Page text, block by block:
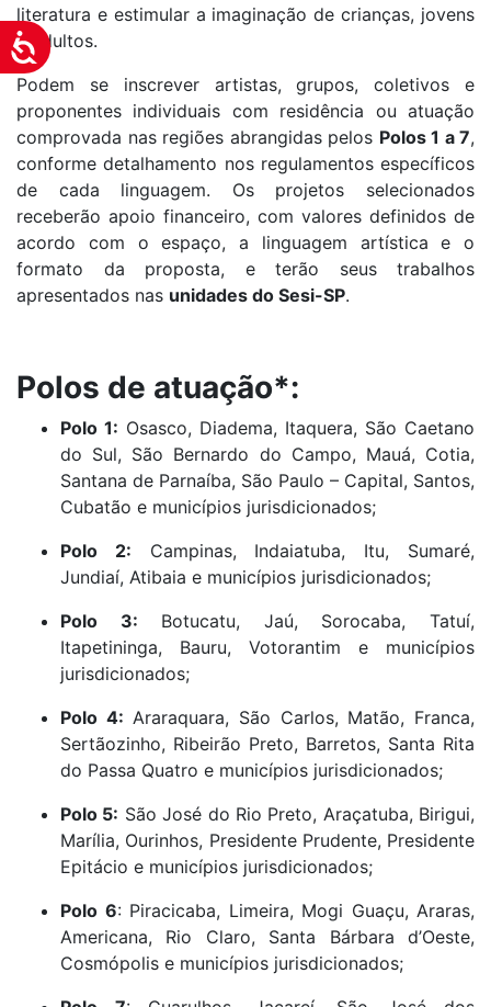
Acessibilidade
literatura e estimular a imaginação de crianças, jovens
e adultos.
Podem se inscrever artistas, grupos, coletivos e
proponentes individuais com residência ou atuação
comprovada nas regiões abrangidas pelos Polos 1 a 7,
conforme detalhamento nos regulamentos específicos
de cada linguagem. Os projetos selecionados
receberão apoio financeiro, com valores definidos de
acordo com o espaço, a linguagem artística e o
formato da proposta, e terão seus trabalhos
apresentados nas unidades do Sesi-SP.
Polos de atuação*:
Polo 1: Osasco, Diadema, Itaquera, São Caetano
do Sul, São Bernardo do Campo, Mauá, Cotia,
Santana de Parnaíba, São Paulo – Capital, Santos,
Cubatão e municípios jurisdicionados;
Polo 2: Campinas, Indaiatuba, Itu, Sumaré,
Jundiaí, Atibaia e municípios jurisdicionados;
Polo 3: Botucatu, Jaú, Sorocaba, Tatuí,
Itapetininga, Bauru, Votorantim e municípios
jurisdicionados;
Polo 4: Araraquara, São Carlos, Matão, Franca,
Sertãozinho, Ribeirão Preto, Barretos, Santa Rita
do Passa Quatro e municípios jurisdicionados;
Polo 5: São José do Rio Preto, Araçatuba, Birigui,
Marília, Ourinhos, Presidente Prudente, Presidente
Epitácio e municípios jurisdicionados;
Polo 6: Piracicaba, Limeira, Mogi Guaçu, Araras,
Americana, Rio Claro, Santa Bárbara d’Oeste,
Cosmópolis e municípios jurisdicionados;